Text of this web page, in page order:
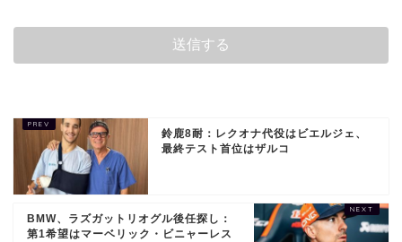
鈴鹿8耐：レクオナ代役はビエルジェ、
最終テスト首位はザルコ
BMW、ラズガットリオグル後任探し：
第1希望はマーベリック・ビニャーレス